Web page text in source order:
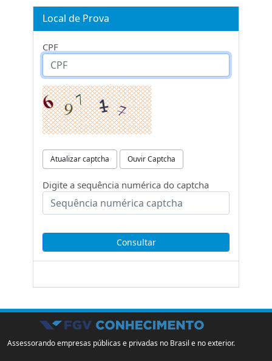
Local de Prova
CPF
Atualizar captcha Ouvir Captcha
Digite a sequência numérica do captcha
Assessorando empresas públicas e privadas no Brasil e no exterior.